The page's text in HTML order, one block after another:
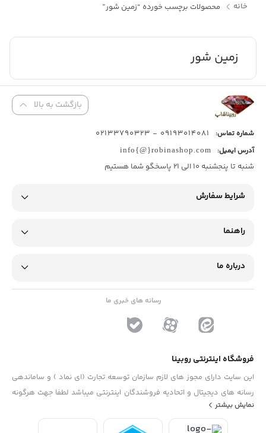
خانه محصولات برچسب خورده “زمین شور”
زمین شور
بازگشت به بالا
شماره تماس: 09193014081 - 02133790323
آدرس ایمیل: info{@}robinashop.com
شنبه تا پنجشنبه 10 الی 21 پاسخگو شما هستیم
شرایط سفارش
راهنما
درباره ما
رسانه های خبری ما
فروشگاه اینترنتی روبینا
این سایت دارای مجوز های لازم سازمان توسعه تجارت (ای نماد ) و ساماندهی
رسانه های دیجیتال و اتحادیه فروشندگان اینترنتی میباشد لطفا جهت هرگونه
پیشنهاد ، انتفاد و یا شکایات از فرم "تماس با ما" استفاده نمایید . تلفن های
نمایش بیشتر